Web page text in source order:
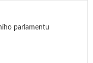
parlamentu